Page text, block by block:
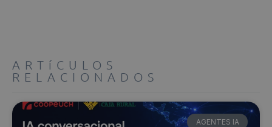
ARTíCULOS
RELACIONADOS
AGENTES IA